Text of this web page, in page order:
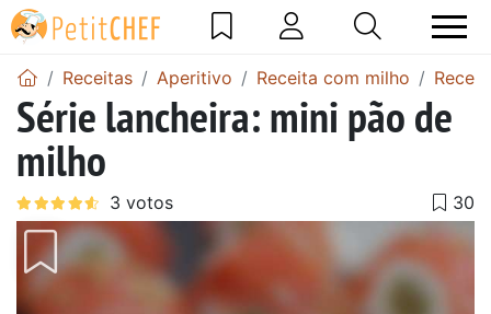
Receitas Aperitivo Receita com milho
Série lancheira: mini pão de
milho